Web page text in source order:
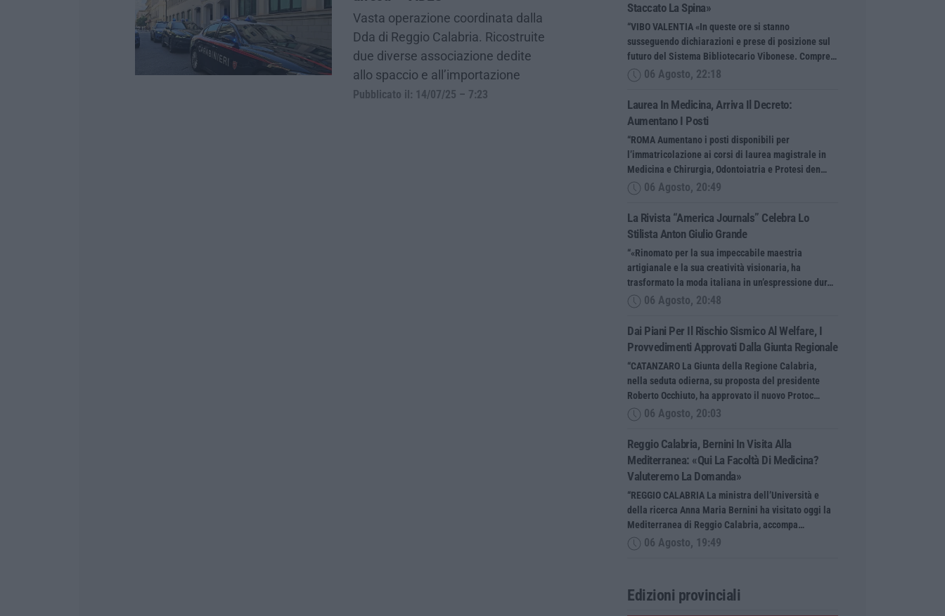
Vasta operazione coordinata dalla
Dda di Reggio Calabria. Ricostruite
due diverse associazione dedite
allo spaccio e all’importazione
Pubblicato il: 14/07/25 – 7:23
Staccato La Spina»
“VIBO VALENTIA «In queste ore si stanno
susseguendo dichiarazioni e prese di posizione sul
futuro del Sistema Bibliotecario Vibonese. Compre…
06 Agosto, 22:18
Laurea In Medicina, Arriva Il Decreto:
Aumentano I Posti
“ROMA Aumentano i posti disponibili per
l’immatricolazione ai corsi di laurea magistrale in
Medicina e Chirurgia, Odontoiatria e Protesi den…
06 Agosto, 20:49
La Rivista “America Journals” Celebra Lo
Stilista Anton Giulio Grande
“«Rinomato per la sua impeccabile maestria
artigianale e la sua creatività visionaria, ha
trasformato la moda italiana in un’espressione dur…
06 Agosto, 20:48
Dai Piani Per Il Rischio Sismico Al Welfare, I
Provvedimenti Approvati Dalla Giunta Regionale
“CATANZARO La Giunta della Regione Calabria,
nella seduta odierna, su proposta del presidente
Roberto Occhiuto, ha approvato il nuovo Protoc…
06 Agosto, 20:03
Reggio Calabria, Bernini In Visita Alla
Mediterranea: «Qui La Facoltà Di Medicina?
Valuteremo La Domanda»
“REGGIO CALABRIA La ministra dell’Università e
della ricerca Anna Maria Bernini ha visitato oggi la
Mediterranea di Reggio Calabria, accompa…
06 Agosto, 19:49
Edizioni provinciali